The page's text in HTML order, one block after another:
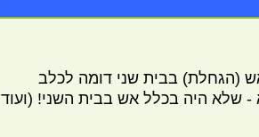
(הגחלת) בבית שני דומה לכלב
שלא היה בכלל אש בבית השני! (ועוד